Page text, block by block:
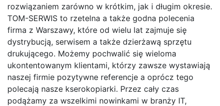
rozwiązaniem zarówno w krótkim, jak i długim okresie.
TOM-SERWIS to rzetelna a także godna polecenia
firma z Warszawy, które od wielu lat zajmuje się
dystrybucją, serwisem a także dzierżawą sprzętu
drukującego. Możemy pochwalić się wieloma
ukontentowanym klientami, którzy zawsze wystawiają
naszej firmie pozytywne referencje a oprócz tego
polecają nasze kserokopiarki. Przez cały czas
podążamy za wszelkimi nowinkami w branży IT,